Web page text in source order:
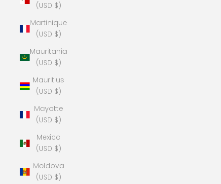
(USD $)
Martinique
(USD $)
Mauritania
(USD $)
Mauritius
(USD $)
Mayotte
(USD $)
Mexico
(USD $)
Moldova
(USD $)